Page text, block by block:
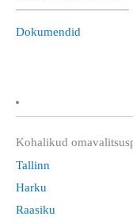
—————————–
Dokumendid
Kohalikud
Tallinn
Harku
Raasiku